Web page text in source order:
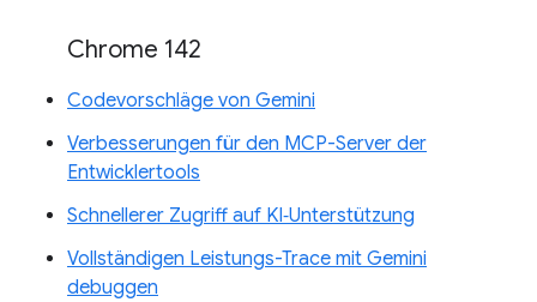
Chrome 142
Codevorschläge von Gemini
Verbesserungen für den MCP-Server der
Entwicklertools
Schnellerer Zugriff auf KI‑Unterstützung
Vollständigen Leistungs-Trace mit Gemini
debuggen